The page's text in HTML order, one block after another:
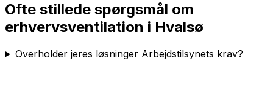
Ofte stillede spørgsmål om
erhvervsventilation i Hvalsø
Overholder jeres løsninger Arbejdstilsynets krav?